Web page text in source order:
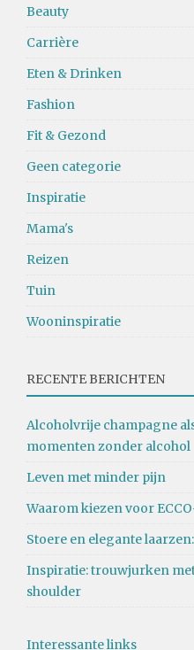
Beauty
Carrière
Eten & Drinken
Fashion
Fit & Gezond
Geen categorie
Inspiratie
Mama's
Reizen
Tuin
Wooninspiratie
RECENTE BERICHTEN
Alcoholvrije champagne
momenten zonder alcohol
Leven met minder pijn
Waarom kiezen voor
Stoere en elegante
Inspiratie: trouwjurken
shoulder
Interessante links